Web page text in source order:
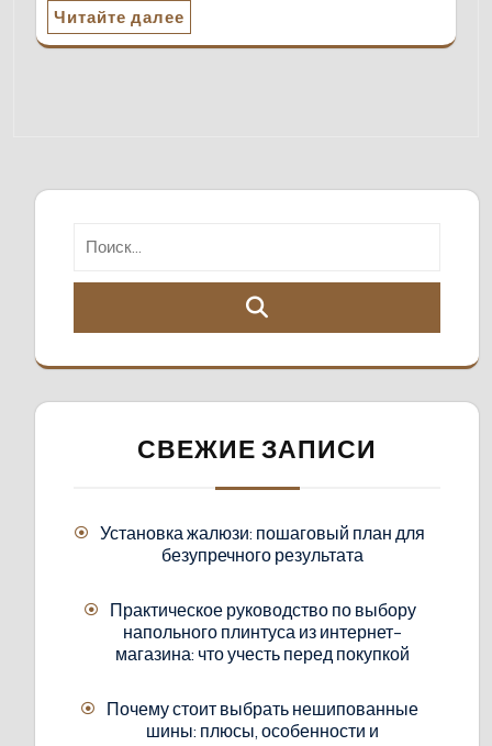
Читайте далее
СВЕЖИЕ ЗАПИСИ
Установка жалюзи: пошаговый план для
безупречного результата
Практическое руководство по выбору
напольного плинтуса из интернет-
магазина: что учесть перед покупкой
Почему стоит выбрать нешипованные
шины: плюсы, особенности и